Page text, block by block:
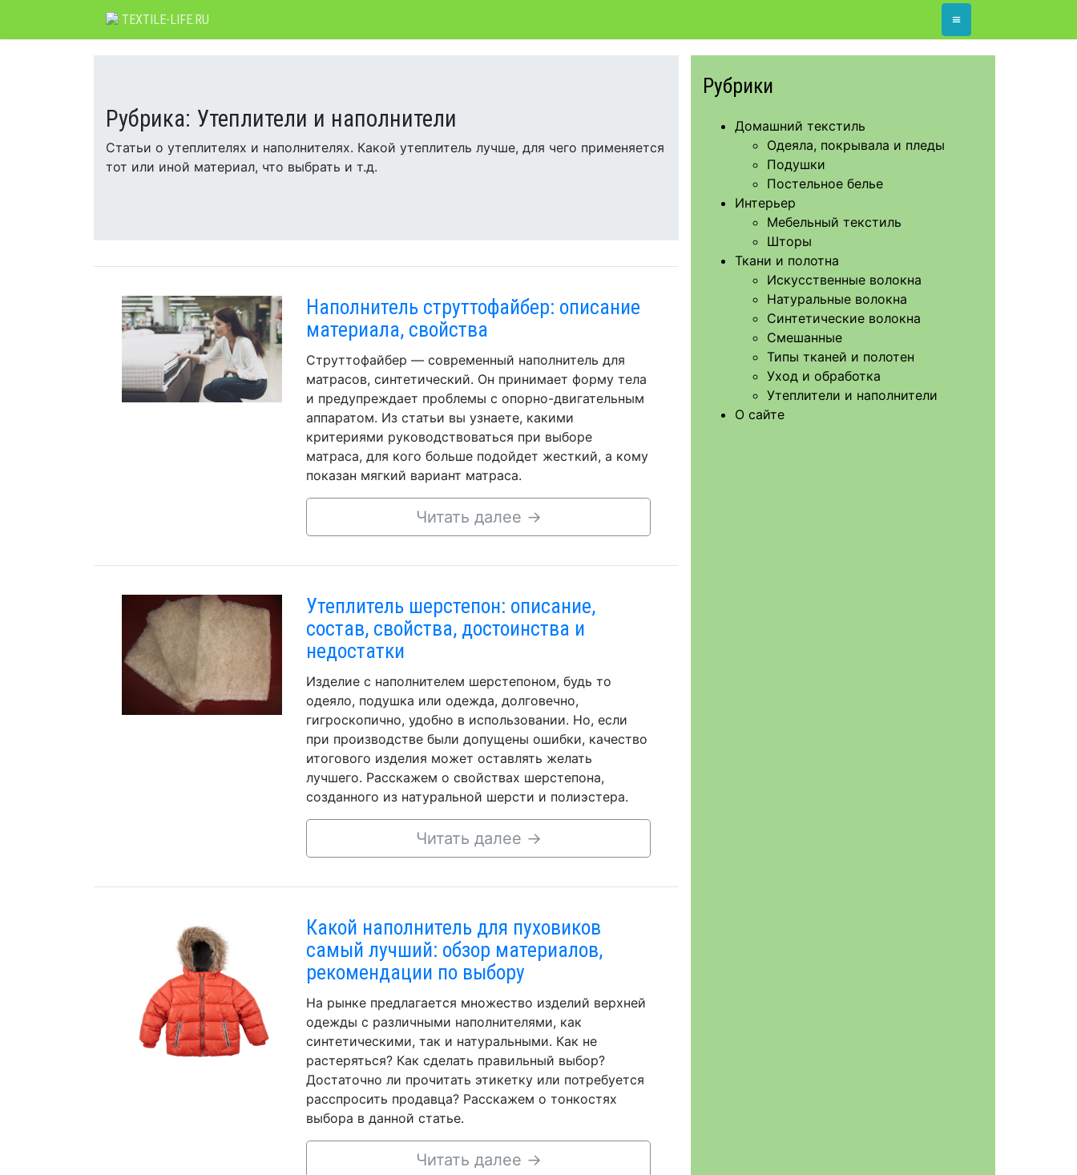
TEXTILE-LIFE.RU ≡
Рубрика: Утеплители и наполнители
Статьи о утеплителях и наполнителях. Какой утеплитель лучше, для чего применяется
тот или иной материал, что выбрать и т.д.
Наполнитель струттофайбер: описание
материала, свойства
Струттофайбер — современный наполнитель для
матрасов, синтетический. Он принимает форму тела
и предупреждает проблемы с опорно-двигательным
аппаратом. Из статьи вы узнаете, какими
критериями руководствоваться при выборе
матраса, для кого больше подойдет жесткий, а кому
показан мягкий вариант матраса.
Читать далее →
Утеплитель шерстепон: описание,
состав, свойства, достоинства и
недостатки
Изделие с наполнителем шерстепоном, будь то
одеяло, подушка или одежда, долговечно,
гигроскопично, удобно в использовании. Но, если
при производстве были допущены ошибки, качество
итогового изделия может оставлять желать
лучшего. Расскажем о свойствах шерстепона,
созданного из натуральной шерсти и полиэстера.
Читать далее →
Какой наполнитель для пуховиков
самый лучший: обзор материалов,
рекомендации по выбору
На рынке предлагается множество изделий верхней
одежды с различными наполнителями, как
синтетическими, так и натуральными. Как не
растеряться? Как сделать правильный выбор?
Достаточно ли прочитать этикетку или потребуется
расспросить продавца? Расскажем о тонкостях
выбора в данной статье.
Читать далее →
Рубрики
Домашний текстиль
Одеяла, покрывала и пледы
Подушки
Постельное белье
Интерьер
Мебельный текстиль
Шторы
Ткани и полотна
Искусственные волокна
Натуральные волокна
Синтетические волокна
Смешанные
Типы тканей и полотен
Уход и обработка
Утеплители и наполнители
О сайте